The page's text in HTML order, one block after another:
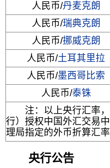
人民币/丹麦克朗
人民币/瑞典克朗
人民币/挪威克朗
人民币/土耳其里拉
人民币/墨西哥比索
人民币/泰铢
注：以上央行汇率
行）授权中国外汇交易
理局指定的外币折算汇率
央行公告